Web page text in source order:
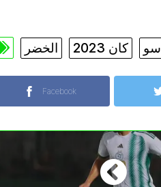
الخضر كان 2023
Facebook